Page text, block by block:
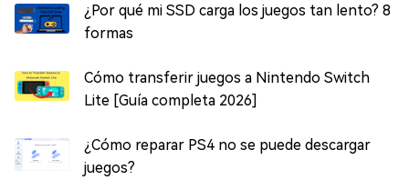
¿Por qué mi SSD carga los juegos tan lento? 8
formas
Cómo transferir juegos a Nintendo Switch
Lite [Guía completa 2026]
¿Cómo reparar PS4 no se puede descargar
juegos?